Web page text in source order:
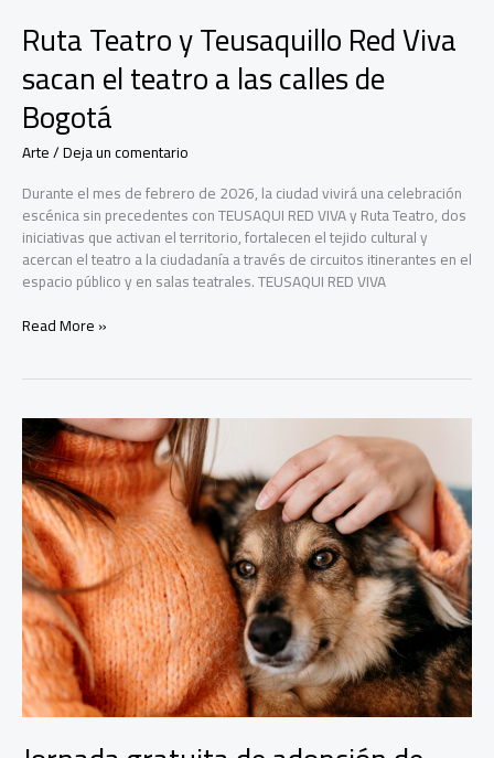
Ruta Teatro y Teusaquillo Red Viva
sacan el teatro a las calles de
Bogotá
Arte/Deja un comentario
Durante el mes de febrero de 2026, la ciudad vivirá una celebración
escénica sin precedentes con TEUSAQUI RED VIVA y Ruta Teatro, dos
iniciativas que activan el territorio, fortalecen el tejido cultural y
acercan el teatro a la ciudadanía a través de circuitos itinerantes en el
espacio público y en salas teatrales. TEUSAQUI RED VIVA
Ruta
Red
Viva
sacan
el
teatro
a
las
calles
de
Bogotá
Read More »